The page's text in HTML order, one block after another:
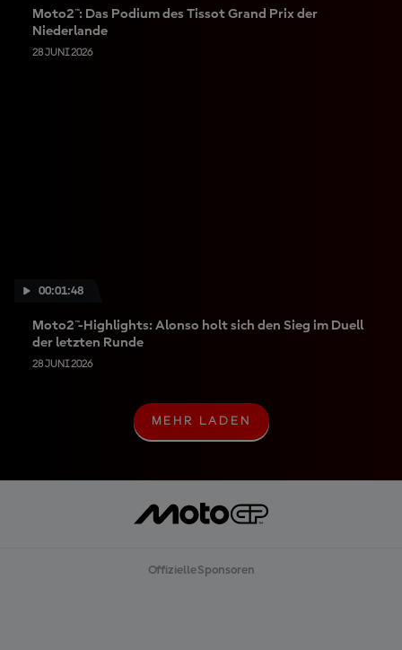
Moto2™: Das Podium des Tissot Grand Prix der
Niederlande
28 JUNI 2026
00:01:48
Moto2™-Highlights: Alonso holt sich den Sieg im Duell
der letzten Runde
28 JUNI 2026
M
E
A
D
MEHR LADEN
Offizielle Sponsoren